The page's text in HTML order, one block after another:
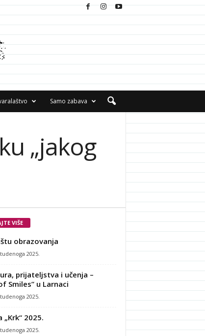
Samo zabava
„jakog
VIŠE
obrazovanja
2025.
prijateljstva i učenja –
Smiles” u Larnaci
2025.
„Krk“ 2025.
2025.